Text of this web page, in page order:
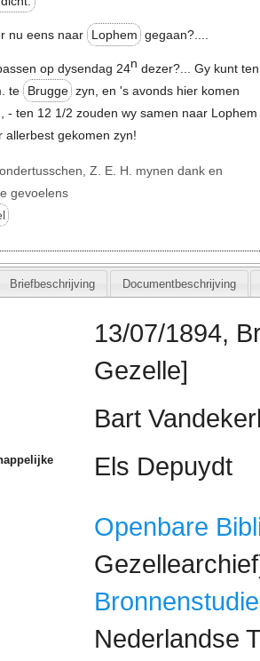
nu eens naar Lophem gegaan?....
op dysendag 24n dezer?... Gy kunt ten
te Brugge zyn, en 's avonds hier komen
- ten 12 1/2 zouden wy samen naar Lophem
allerbest gekomen zyn!
Z. E. H. mynen dank en
gevoelens
Briefbeschrijving Documentbeschrijving
13/07/1894,
Gezelle]
Bart
Els Depuydt
Openbare
Bronnenstudie
Nederlandse